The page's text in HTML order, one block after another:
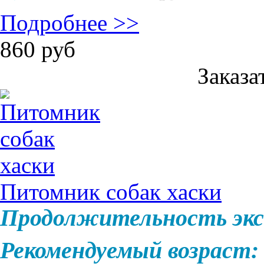
Подробнее >>
860 руб
Питомник собак хаски
Продолжительность
Рекомендуемый возраст: